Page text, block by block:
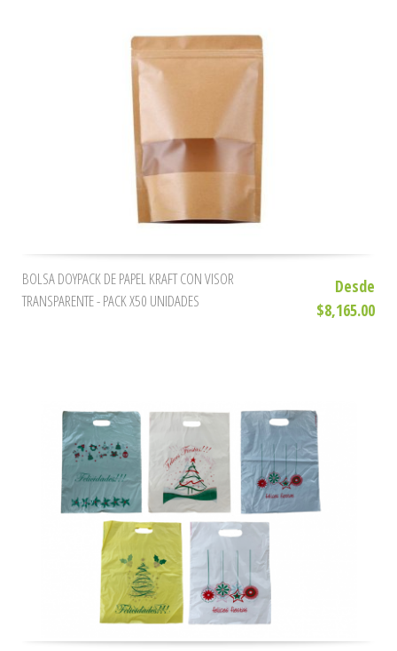
BOLSA DOYPACK DE PAPEL KRAFT CON VISOR
TRANSPARENTE - PACK X50 UNIDADES
Desde
$8,165.00